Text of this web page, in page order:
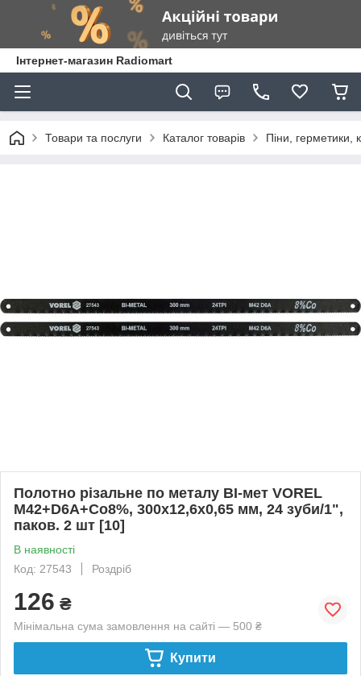
Інтернет-магазин Radiomart
Товари та послуги Каталог товарів Піни, герметики,
Полотно різальне по металу BI-мет VOREL
M42+D6A+Co8%, 300х12,6х0,65 мм, 24 зуби/1",
паков. 2 шт [10]
В наявності
Код: 27543
Роздріб
126 ₴
Мінімальна сума замовлення на сайті — 500 ₴
Купити